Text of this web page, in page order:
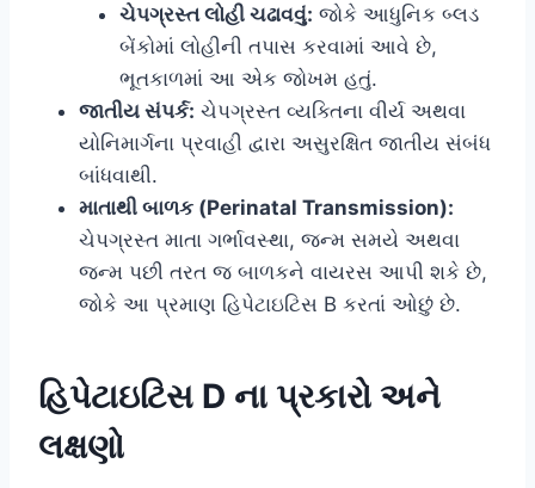
ચેપગ્રસ્ત લોહી ચઢાવવું: જોકે આધુનિક બ્લડ
બેંકોમાં લોહીની તપાસ કરવામાં આવે છે,
ભૂતકાળમાં આ એક જોખમ હતું.
જાતીય સંપર્ક: ચેપગ્રસ્ત વ્યક્તિના વીર્ય અથવા
યોનિમાર્ગના પ્રવાહી દ્વારા અસુરક્ષિત જાતીય સંબંધ
બાંધવાથી.
માતાથી બાળક (Perinatal Transmission):
ચેપગ્રસ્ત માતા ગર્ભાવસ્થા, જન્મ સમયે અથવા
જન્મ પછી તરત જ બાળકને વાયરસ આપી શકે છે,
જોકે આ પ્રમાણ હિપેટાઇટિસ B કરતાં ઓછું છે.
હિપેટાઇટિસ D ના પ્રકારો અને
લક્ષણો